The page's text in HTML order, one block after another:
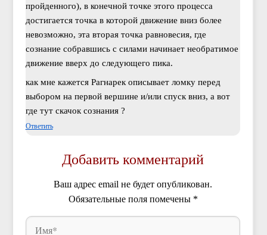
пройденного), в конечной точке этого процесса
достигается точка в которой движение вниз более
невозможно, эта вторая точка равновесия, где
сознание собравшись с силами начинает необратимое
движение вверх до следующего пика.
как мне кажется Рагнарек описывает ломку перед
выбором на первой вершине и/или спуск вниз, а вот
где тут скачок сознания ?
Ответить
Добавить комментарий
Ваш адрес email не будет опубликован.
Обязательные поля помечены *